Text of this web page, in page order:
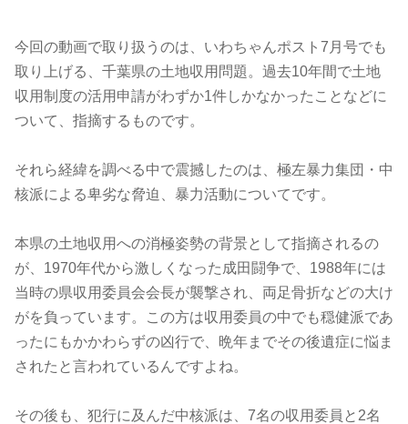
今回の動画で取り扱うのは、いわちゃんポスト7月号でも
取り上げる、千葉県の土地収用問題。過去10年間で土地
収用制度の活用申請がわずか1件しかなかったことなどに
ついて、指摘するものです。
それら経緯を調べる中で震撼したのは、極左暴力集団・中
核派による卑劣な脅迫、暴力活動についてです。
本県の土地収用への消極姿勢の背景として指摘されるの
が、1970年代から激しくなった成田闘争で、1988年には
当時の県収用委員会会長が襲撃され、両足骨折などの大け
がを負っています。この方は収用委員の中でも穏健派であ
ったにもかかわらずの凶行で、晩年までその後遺症に悩ま
されたと言われているんですよね。
その後も、犯行に及んだ中核派は、7名の収用委員と2名